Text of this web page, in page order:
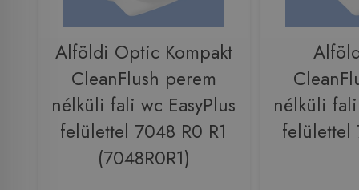
Alföldi Optic Kompakt
CleanFlush perem
nélküli fali wc EasyPlus
felülettel 7048 R0 R1
(7048R0R1)
nélküli fali
felülettel